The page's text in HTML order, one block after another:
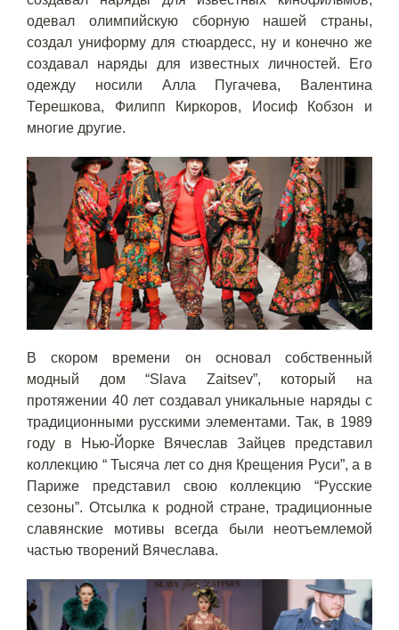
одевал олимпийскую сборную нашей страны,
создал униформу для стюардесс, ну и конечно же
создавал наряды для известных личностей. Его
одежду носили Алла Пугачева, Валентина
Терешкова, Филипп Киркоров, Иосиф Кобзон и
многие другие.
В скором времени он основал собственный
модный дом “Slava Zaitsev”, который на
протяжении 40 лет создавал уникальные наряды с
традиционными русскими элементами. Так, в 1989
году в Нью-Йорке Вячеслав Зайцев представил
коллекцию “ Тысяча лет со дня Крещения Руси”, а в
Париже представил свою коллекцию “Русские
сезоны”. Отсылка к родной стране, традиционные
славянские мотивы всегда были неотъемлемой
частью творений Вячеслава.